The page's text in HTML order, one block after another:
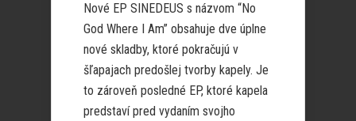
Nové EP SINEDEUS s názvom “No
God Where I Am” obsahuje dve úplne
nové skladby, ktoré pokračujú v
šľapajach predošlej tvorby kapely. Je
to zároveň posledné EP, ktoré kapela
predstaví pred vydaním svojho